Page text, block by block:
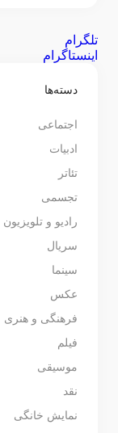
تلگرام
اینستاگرام
دسته‌ها
اجتماعی
ادبیات
تئاتر
تجسمی
رادیو و تلویزیون
سریال
سینما
عکس
فرهنگی و هنری
فیلم
موسیقی
نقد
نمایش خانگی